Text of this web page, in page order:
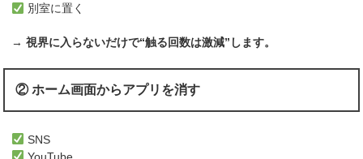
別室に置く
→視界に入らないだけで“触る回数は激減”します。
② ホーム画面からアプリを消す
SNS